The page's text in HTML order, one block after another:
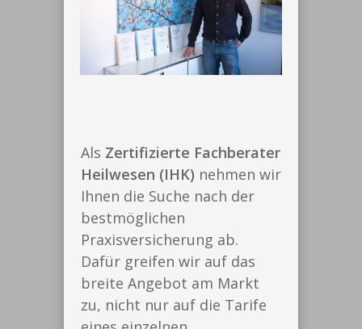
Als Zertifizierte Fachberater
Heilwesen (IHK) nehmen wir
Ihnen die Suche nach der
bestmöglichen
Praxisversicherung ab.
Dafür greifen wir auf das
breite Angebot am Markt
zu, nicht nur auf die Tarife